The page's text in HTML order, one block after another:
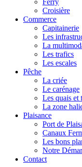
Ferry
Croisière
Commerce
Capitainerie
Les
La
Les trafics
Les escales
Pêche
La criée
Le carénage
Les quais et
La zone
Plaisance
Port de
Canaux
Les bons
Notre
Contact